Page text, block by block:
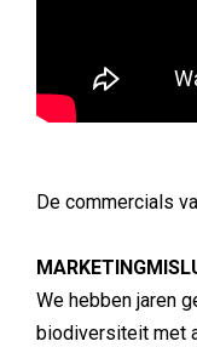
De commercials
We hebben jaren
biodiversiteit met